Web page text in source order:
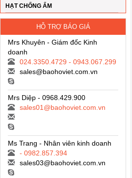
HẠT CHỐNG ẨM
HỖ TRỢ BÁO GIÁ
Mrs Khuyên - Giám đốc Kinh
doanh
024.3350.4729 - 0943.067.299
sales@baohoviet.com.vn
Mrs Diệp - 0968.429.900
sales01@baohoviet.com.vn
Ms Trang - Nhân viên kinh doanh
- 0982.857.394
sales03@baohoviet.com.vn